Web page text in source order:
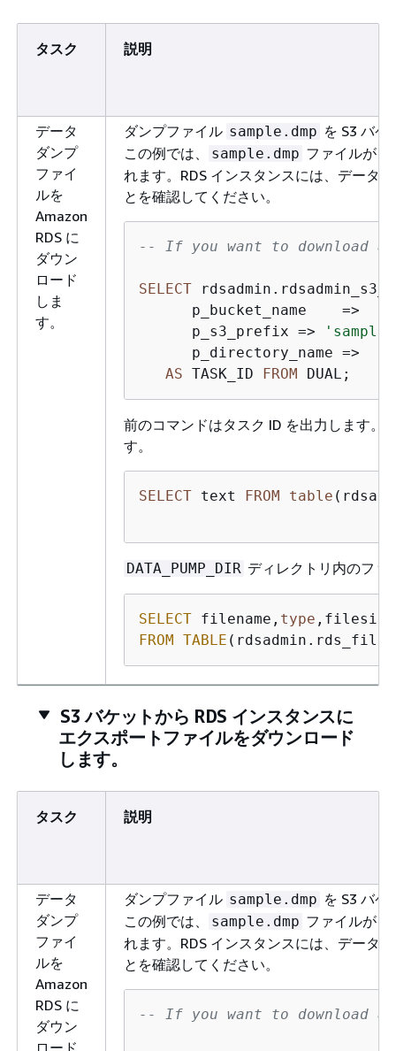
タスク 説明
データ
ダンプ
ファイ
ルを
Amazon
RDS に
ダウン
ロード
しま
す。
ダンプファイル sample.dmp を S3 バ
この例では、
sample.dmp ファイルが
れます。RDS インスタンスには、データ
とを確認してください。
-- If you want to download
SELECT
      p_bucket_name
=>
      p_s3_prefix
=>
      p_directory_name
=>
AS TASK_ID FROM DUAL;
前のコマンドはタスク ID を出力します。
す。
SELECT text FROM table
DATA_PUMP_DIR ディレクトリ内のファ
SELECT filename, type ,filesize/
FROM TABLE
S3 バケットから RDS インスタンスに
エクスポートファイルをダウンロード
します。
タスク 説明
データ
ダンプ
ファイ
ルを
Amazon
RDS に
ダウン
ロード
ダンプファイル sample.dmp を S3 バ
この例では、
sample.dmp ファイルが
れます。RDS インスタンスには、データ
とを確認してください。
-- If you want to download